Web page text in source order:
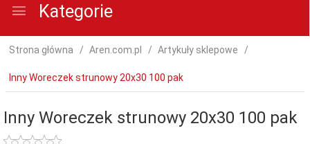
Kategorie
Strona główna Aren.com.pl Artykuły sklepowe
Inny Woreczek strunowy 20x30 100 pak
Inny Woreczek strunowy 20x30 100 pak